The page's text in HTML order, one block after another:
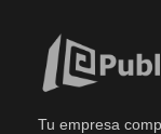
Tu empresa